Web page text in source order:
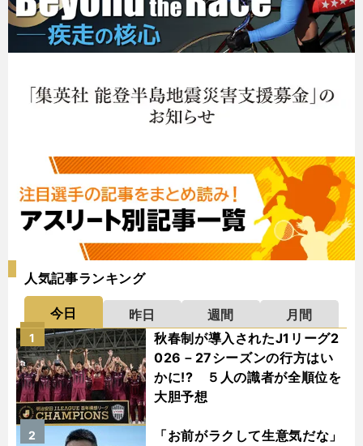
人気記事ランキング
今日 昨日 週間
月間
秋春制が導入されたJ1リーグ2
026－27シーズンの行方はい
かに!? ５人の識者が全順位を
大胆予想
1
「お前がラクして生意気だな」
2